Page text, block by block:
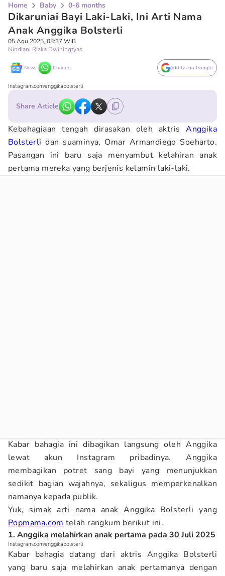
Home Baby 0-6 months
Dikaruniai Bayi Laki-Laki, Ini Arti Nama
Anak Anggika Bolsterli
05 Agu 2025, 08:37 WIB
Nindiani Rizka Dwiningtyas
News Channel Add Us on Google
Instagram.com/anggikabolsterli
Share Article
Kebahagiaan tengah dirasakan oleh aktrisAnggika
Bolsterli dan suaminya, Omar Armandiego Soeharto.
Pasangan ini baru saja menyambut kelahiran anak
pertama mereka yang berjenis kelamin laki-laki.
Kabar bahagia ini dibagikan langsung oleh Anggika
lewat akun Instagram pribadinya. Anggika
membagikan potret sang bayi yang menunjukkan
sedikit bagian wajahnya, sekaligus memperkenalkan
namanya kepada publik.
Yuk, simak arti nama anak Anggika Bolsterli yang
Popmama.com telah rangkum berikut ini.
1. Anggika melahirkan anak pertama pada 30 Juli 2025
Instagram.com/anggikabolsterli
Kabar bahagia datang dari aktris Anggika Bolsterli
yang baru saja melahirkan anak pertamanya dengan